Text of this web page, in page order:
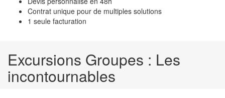
Contrat unique pour de multiples solutions
1 seule facturation
Excursions Groupes : Les
incontournables